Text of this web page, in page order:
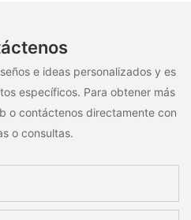
e ideas personalizados y es
específicos. Para obtener más
o contáctenos directamente con
o consultas.